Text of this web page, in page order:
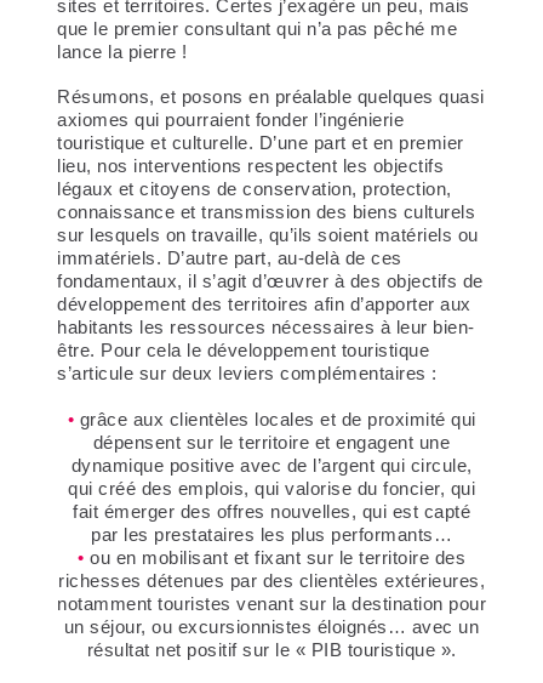
sites et territoires. Certes j’exagère un peu, mais
que le premier consultant qui n’a pas pêché me
lance la pierre !
Résumons, et posons en préalable quelques quasi
axiomes qui pourraient fonder l’ingénierie
touristique et culturelle. D’une part et en premier
lieu, nos interventions respectent les objectifs
légaux et citoyens de conservation, protection,
connaissance et transmission des biens culturels
sur lesquels on travaille, qu’ils soient matériels ou
immatériels. D’autre part, au-delà de ces
fondamentaux, il s’agit d’œuvrer à des objectifs de
développement des territoires afin d’apporter aux
habitants les ressources nécessaires à leur bien-
être. Pour cela le développement touristique
s’articule sur deux leviers complémentaires :
grâce aux clientèles locales et de proximité qui
dépensent sur le territoire et engagent une
dynamique positive avec de l’argent qui circule,
qui créé des emplois, qui valorise du foncier, qui
fait émerger des offres nouvelles, qui est capté
par les prestataires les plus performants…
ou en mobilisant et fixant sur le territoire des
richesses détenues par des clientèles extérieures,
notamment touristes venant sur la destination pour
un séjour, ou excursionnistes éloignés… avec un
résultat net positif sur le « PIB touristique ».